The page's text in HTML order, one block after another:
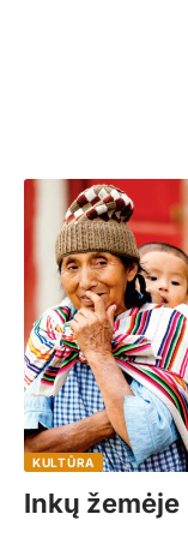
KULTŪRA
Inkų žemėje